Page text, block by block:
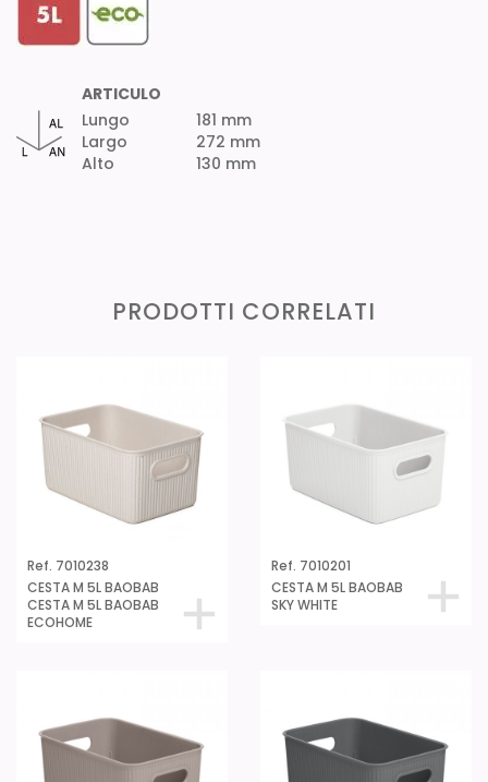
ARTICULO
Lungo
Largo
Alto
181 mm
272 mm
130 mm
PRODOTTI CORRELATI
Ref. 7010238
CESTA M 5L BAOBAB
CESTA M 5L BAOBAB
ECOHOME
Ref. 7010201
CESTA M 5L BAOBAB
SKY WHITE